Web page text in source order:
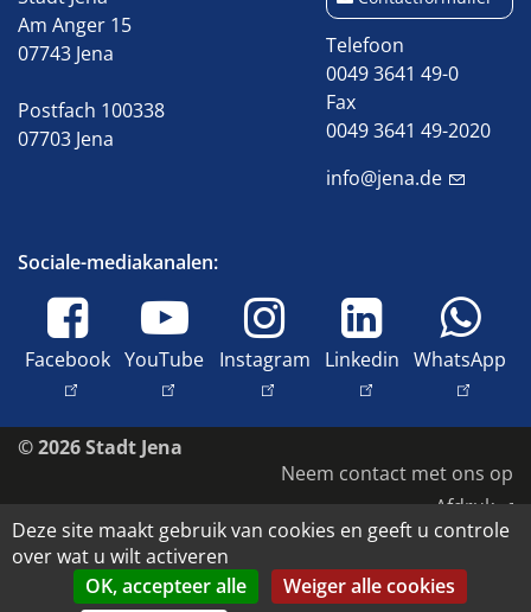
Am Anger 15
07743 Jena
Postfach 100338
07703 Jena
Telefoon
0049 3641 49-0
Fax
0049 3641 49-2020
info@jena.de
Sociale-mediakanalen:
Facebook YouTube Instagram Linkedin WhatsApp
© 2026 Stadt Jena
Neem contact met ons op
Afdruk
Toegankelijkheid
Gegevensbescherming
Auteursrecht en beeldrechten
Deze site maakt gebruik van cookies en geeft u controle
over wat u wilt activeren
OK, accepteer alle
Weiger alle cookies